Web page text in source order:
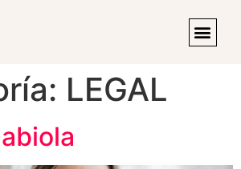
LEGAL